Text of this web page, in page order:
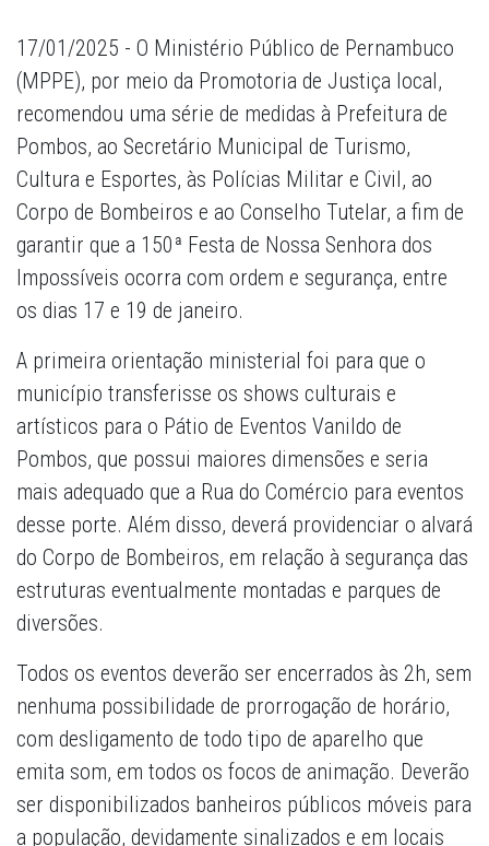
17/01/2025 - O Ministério Público de Pernambuco
(MPPE), por meio da Promotoria de Justiça local,
recomendou uma série de medidas à Prefeitura de
Pombos, ao Secretário Municipal de Turismo,
Cultura e Esportes, às Polícias Militar e Civil, ao
Corpo de Bombeiros e ao Conselho Tutelar, a fim de
garantir que a 150ª Festa de Nossa Senhora dos
Impossíveis ocorra com ordem e segurança, entre
os dias 17 e 19 de janeiro.
A primeira orientação ministerial foi para que o
município transferisse os shows culturais e
artísticos para o Pátio de Eventos Vanildo de
Pombos, que possui maiores dimensões e seria
mais adequado que a Rua do Comércio para eventos
desse porte. Além disso, deverá providenciar o alvará
do Corpo de Bombeiros, em relação à segurança das
estruturas eventualmente montadas e parques de
diversões.
Todos os eventos deverão ser encerrados às 2h, sem
nenhuma possibilidade de prorrogação de horário,
com desligamento de todo tipo de aparelho que
emita som, em todos os focos de animação. Deverão
ser disponibilizados banheiros públicos móveis para
a população, devidamente sinalizados e em locais